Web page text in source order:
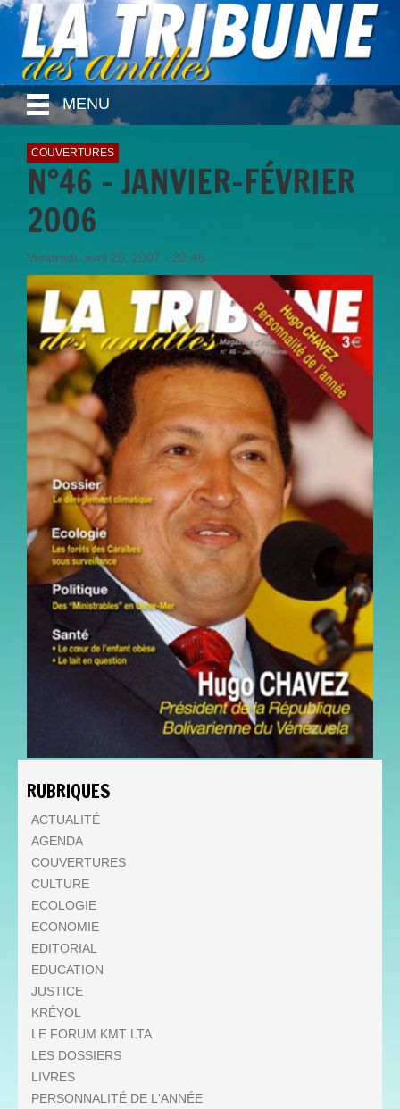
MENU
COUVERTURES
N°46 - JANVIER-FÉVRIER
2006
Vendredi, avril 20, 2007 - 22:46
RUBRIQUES
ACTUALITÉ
AGENDA
COUVERTURES
CULTURE
ECOLOGIE
ECONOMIE
EDITORIAL
EDUCATION
JUSTICE
KRÉYOL
LE FORUM KMT LTA
LES DOSSIERS
LIVRES
PERSONNALITÉ DE L'ANNÉE